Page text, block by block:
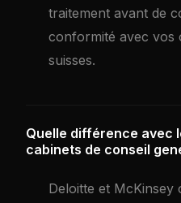
traitement avant de
conformité avec vos
suisses.
Quelle différence avec
cabinets de conseil
Deloitte et McKinsey